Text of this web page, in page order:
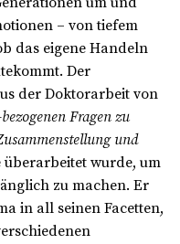
– von tiefem
das eigene Handeln
Der
der Doktorarbeit von
Fragen zu
und
überarbeitet wurde, um
zu machen. Er
in all seinen Facetten,